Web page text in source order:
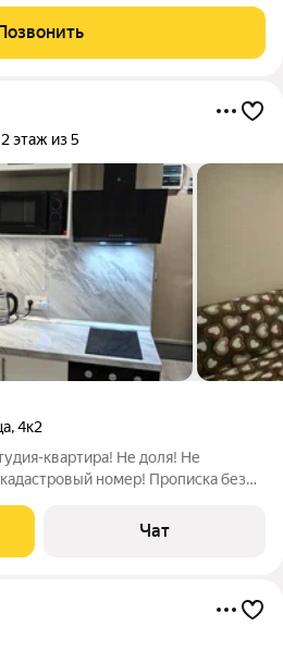
2 этаж из 5
,4к2
квартира! Не доля! Не
номер! Прописка без
вложение под аренду.
Пешком от м. Кузьминки дойдете через 10
Чат